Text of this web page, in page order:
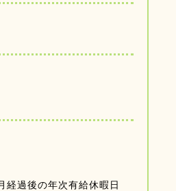
経過後の年次有給休暇日